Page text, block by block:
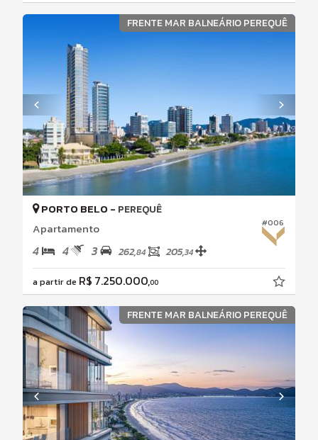
FRENTE MAR BALNEÁRIO PEREQUÊ
#006
PORTO BELO - PEREQUÊ
Apartamento
4 4 3 262,84 205,34
a partir de R$ 7.250.000,00
FRENTE MAR BALNEÁRIO PEREQUÊ